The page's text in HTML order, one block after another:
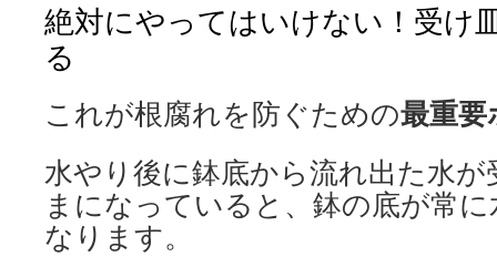
絶対にやってはいけない！受け
る
これが根腐れを防ぐための最重
水やり後に鉢底から流れ出た水
まになっていると、鉢の底が常
なります。